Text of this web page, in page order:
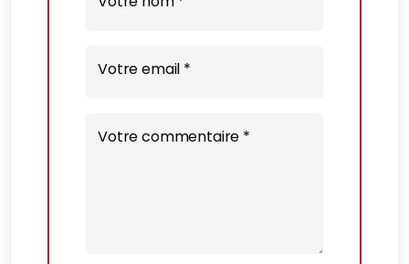
Votre email *
Votre commentaire *